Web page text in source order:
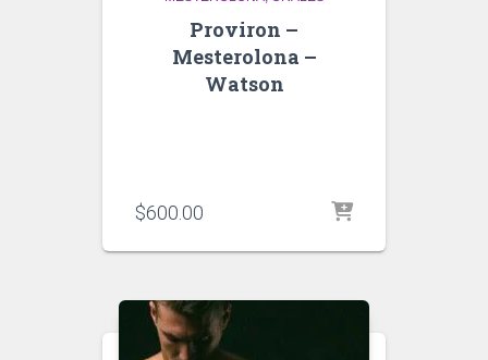
Proviron –
Mesterolona –
Watson
$600.00